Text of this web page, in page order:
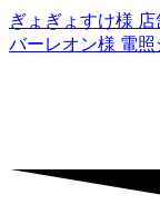
ぎょぎょすけ様
バーレオン様 電照